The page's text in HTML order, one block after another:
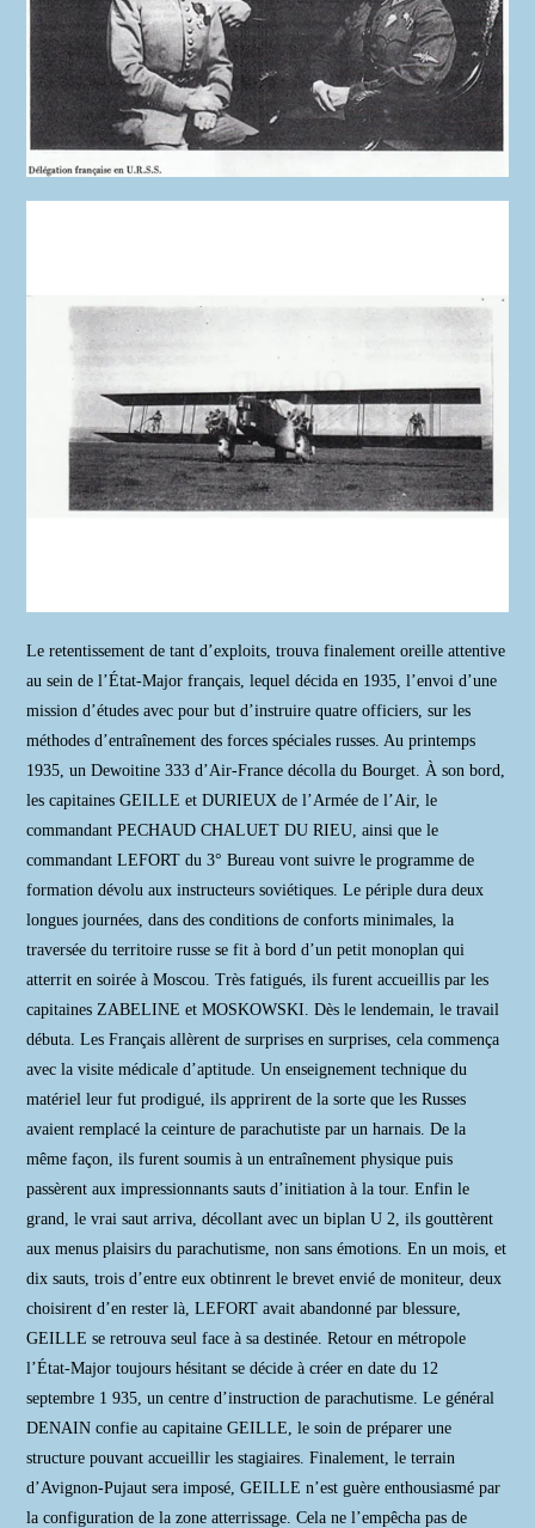
Le retentissement de tant d’exploits, trouva finalement oreille attentive
au sein de l’État-Major français, lequel décida en 1935, l’envoi d’une
mission d’études avec pour but d’instruire quatre officiers, sur les
méthodes d’entraînement des forces spéciales russes. Au printemps
1935, un Dewoitine 333 d’Air-France décolla du Bourget. À son bord,
les capitaines GEILLE et DURIEUX de l’Armée de l’Air, le
commandant PECHAUD CHALUET DU RIEU, ainsi que le
commandant LEFORT du 3° Bureau vont suivre le programme de
formation dévolu aux instructeurs soviétiques. Le périple dura deux
longues journées, dans des conditions de conforts minimales, la
traversée du territoire russe se fit à bord d’un petit monoplan qui
atterrit en soirée à Moscou. Très fatigués, ils furent accueillis par les
capitaines ZABELINE et MOSKOWSKI. Dès le lendemain, le travail
débuta. Les Français allèrent de surprises en surprises, cela commença
avec la visite médicale d’aptitude. Un enseignement technique du
matériel leur fut prodigué, ils apprirent de la sorte que les Russes
avaient remplacé la ceinture de parachutiste par un harnais. De la
même façon, ils furent soumis à un entraînement physique puis
passèrent aux impressionnants sauts d’initiation à la tour. Enfin le
grand, le vrai saut arriva, décollant avec un biplan U 2, ils gouttèrent
aux menus plaisirs du parachutisme, non sans émotions. En un mois, et
dix sauts, trois d’entre eux obtinrent le brevet envié de moniteur, deux
choisirent d’en rester là, LEFORT avait abandonné par blessure,
GEILLE se retrouva seul face à sa destinée. Retour en métropole
l’État-Major toujours hésitant se décide à créer en date du 12
septembre 1 935, un centre d’instruction de parachutisme. Le général
DENAIN confie au capitaine GEILLE, le soin de préparer une
structure pouvant accueillir les stagiaires. Finalement, le terrain
d’Avignon-Pujaut sera imposé, GEILLE n’est guère enthousiasmé par
la configuration de la zone atterrissage. Cela ne l’empêcha pas de